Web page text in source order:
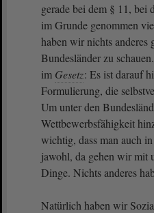
gerade bei dem § 11,
im Grunde genommen
haben wir nichts anderes
Bundesländer zu
im Gesetz: Es ist darauf
Formulierung, die
Um unter den
Wettbewerbsfähigkeit
wichtig, dass man auch
jawohl, da gehen wir mit
Dinge. Nichts anderes
Natürlich haben wir